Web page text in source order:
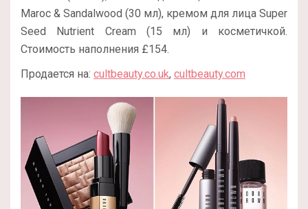
Maroc & Sandalwood (30 мл), кремом для лица Super
Seed Nutrient Cream (15 мл) и косметичкой.
Стоимость наполнения £154.
Продается на: cultbeauty.co.uk, cultbeauty.com